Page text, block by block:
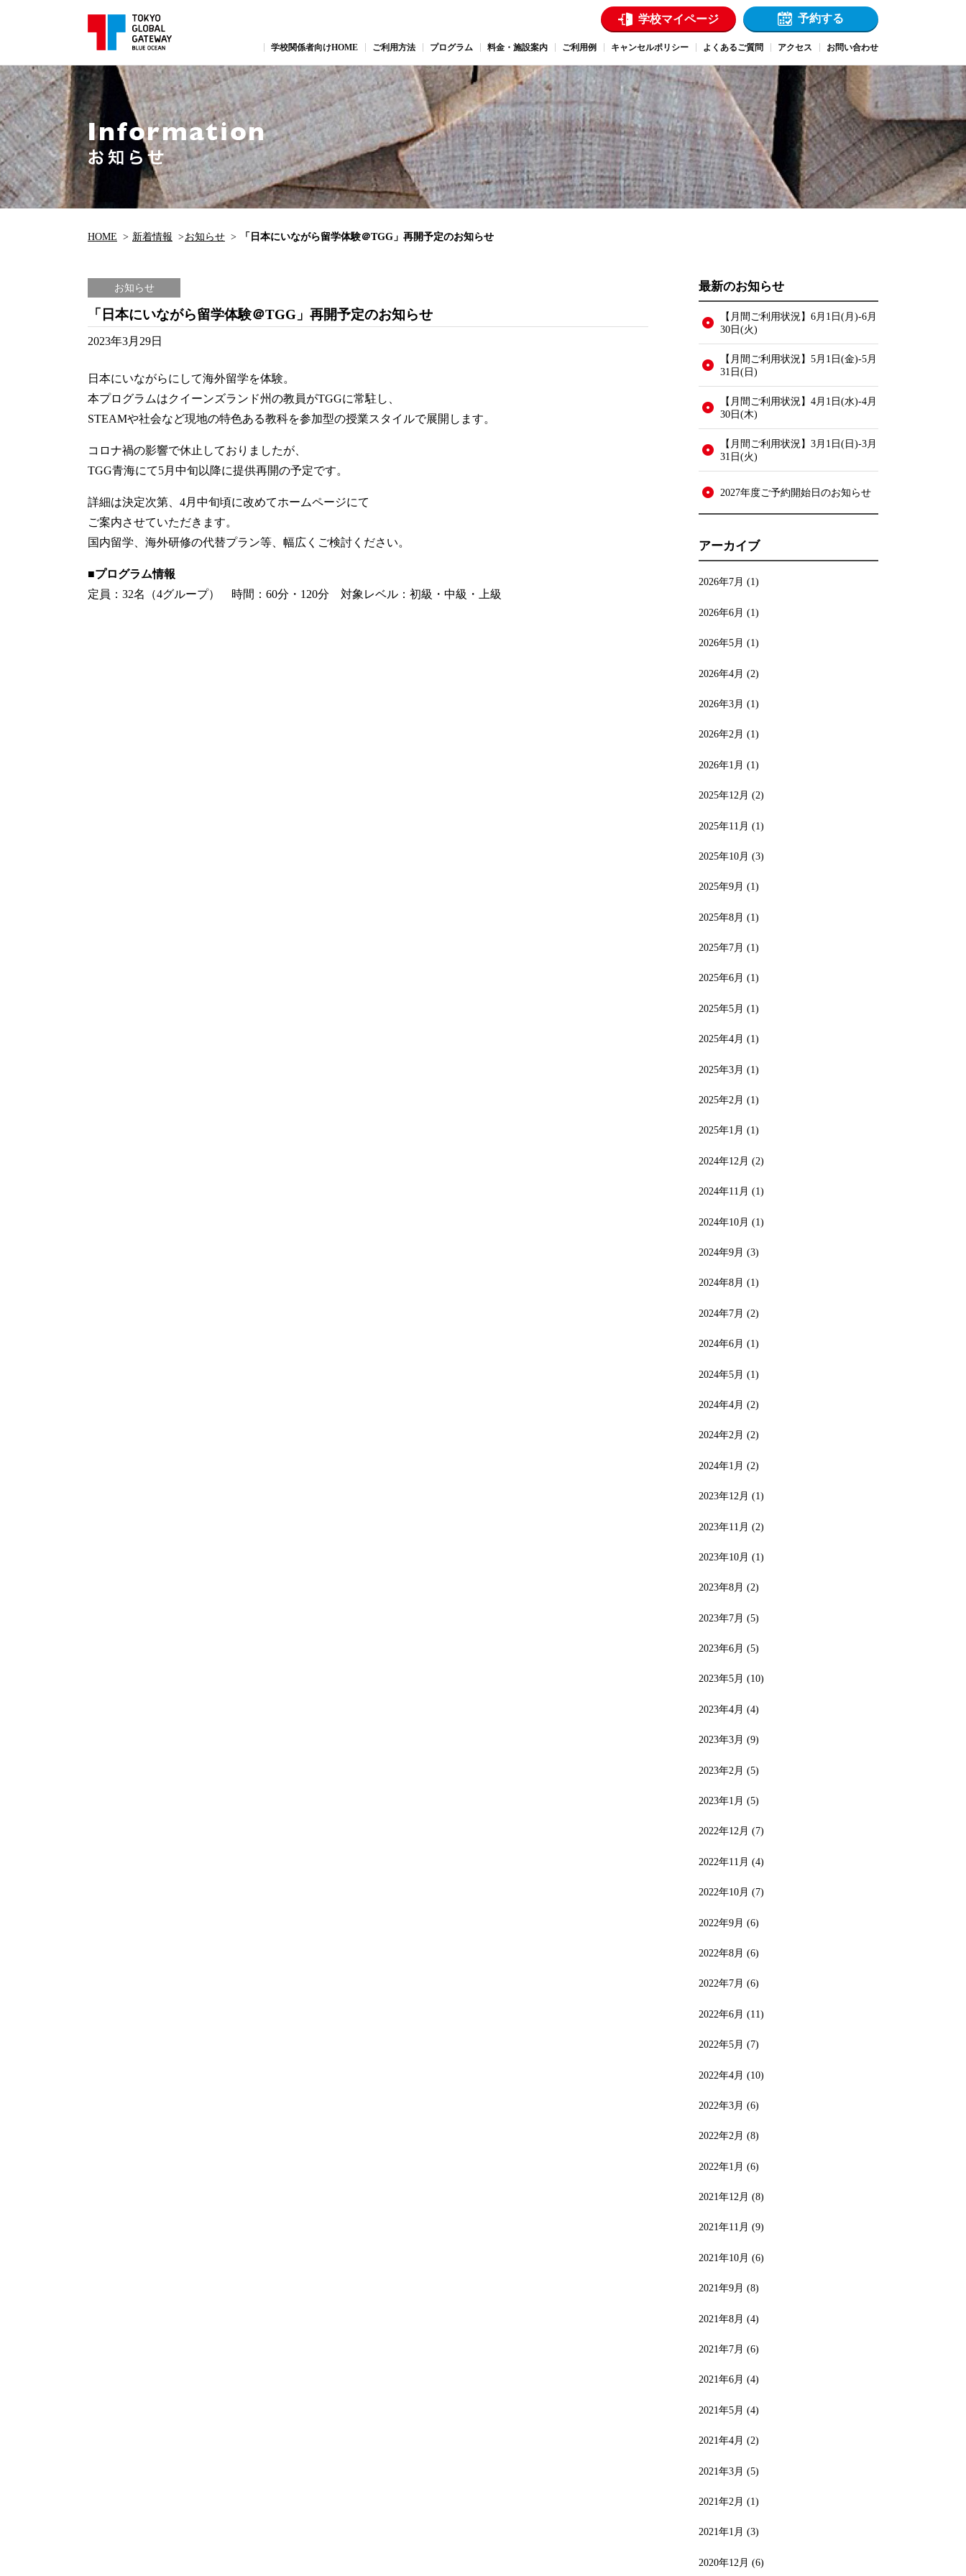
学校マイページ 予約する
学校関係者向けHOME ご利用方法 プログラム 料金・施設案内 ご利用例 キャンセルポリシー よくあるご質問 アクセス お問い合わせ
HOME 新着情報 お知らせ 「日本にいながら留学体験＠TGG」再開予定のお知らせ
お知らせ
「日本にいながら留学体験＠TGG」再開予定のお知らせ
2023年3月29日
日本にいながらにして海外留学を体験。
本プログラムはクイーンズランド州の教員がTGGに常駐し、
STEAMや社会など現地の特色ある教科を参加型の授業スタイルで展開します。
コロナ禍の影響で休止しておりましたが、
TGG青海にて5月中旬以降に提供再開の予定です。
詳細は決定次第、4月中旬頃に改めてホームページにて
ご案内させていただきます。
国内留学、海外研修の代替プラン等、幅広くご検討ください。
■プログラム情報
定員：32名（4グループ） 時間：60分・120分 対象レベル：初級・中級・上級
最新のお知らせ
【月間ご利用状況】6月1日(月)-6月
30日(火)
【月間ご利用状況】5月1日(金)-5月
31日(日)
【月間ご利用状況】4月1日(水)-4月
30日(木)
【月間ご利用状況】3月1日(日)-3月
31日(火)
2027年度ご予約開始日のお知らせ
アーカイブ
2026年7月 (1)
2026年6月 (1)
2026年5月 (1)
2026年4月 (2)
2026年3月 (1)
2026年2月 (1)
2026年1月 (1)
2025年12月 (2)
2025年11月 (1)
2025年10月 (3)
2025年9月 (1)
2025年8月 (1)
2025年7月 (1)
2025年6月 (1)
2025年5月 (1)
2025年4月 (1)
2025年3月 (1)
2025年2月 (1)
2025年1月 (1)
2024年12月 (2)
2024年11月 (1)
2024年10月 (1)
2024年9月 (3)
2024年8月 (1)
2024年7月 (2)
2024年6月 (1)
2024年5月 (1)
2024年4月 (2)
2024年2月 (2)
2024年1月 (2)
2023年12月 (1)
2023年11月 (2)
2023年10月 (1)
2023年8月 (2)
2023年7月 (5)
2023年6月 (5)
2023年5月 (10)
2023年4月 (4)
2023年3月 (9)
2023年2月 (5)
2023年1月 (5)
2022年12月 (7)
2022年11月 (4)
2022年10月 (7)
2022年9月 (6)
2022年8月 (6)
2022年7月 (6)
2022年6月 (11)
2022年5月 (7)
2022年4月 (10)
2022年3月 (6)
2022年2月 (8)
2022年1月 (6)
2021年12月 (8)
2021年11月 (9)
2021年10月 (6)
2021年9月 (8)
2021年8月 (4)
2021年7月 (6)
2021年6月 (4)
2021年5月 (4)
2021年4月 (2)
2021年3月 (5)
2021年2月 (1)
2021年1月 (3)
2020年12月 (6)